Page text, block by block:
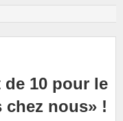
10 pour le
chez nous» !